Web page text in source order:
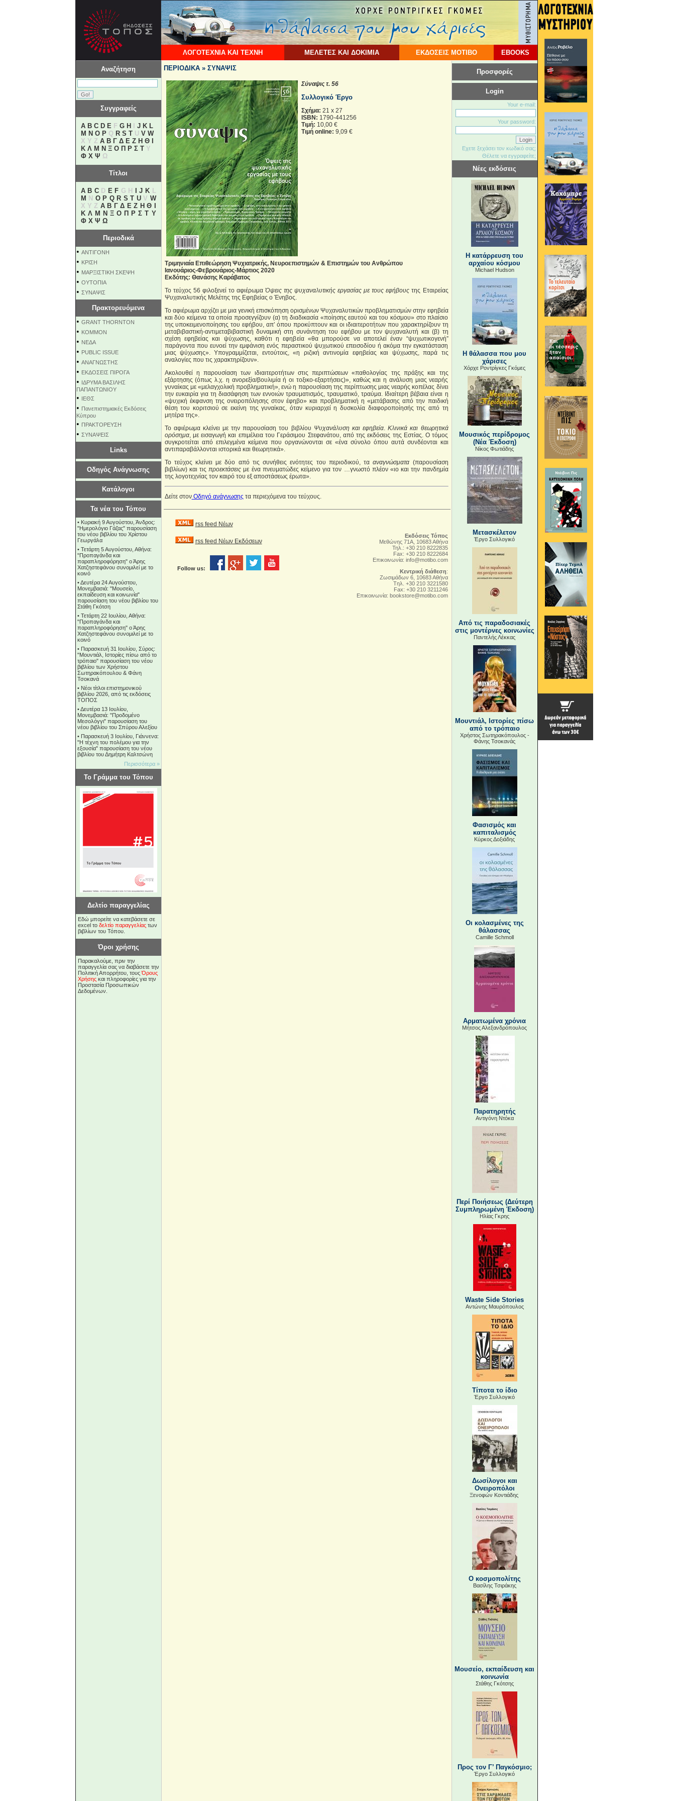
ΛΟΓΟΤΕΧΝΙΑ ΚΑΙ ΤΕΧΝΗ ΜΕΛΕΤΕΣ ΚΑΙ ΔΟΚΙΜΙΑ ΕΚΔΟΣΕΙΣ ΜΟΤΙΒΟ EBOOKS
Αναζήτηση
Συγγραφείς
A B C D EF G H J K L
M N O PQ R S TU V W
X Y Z Α Β Γ Δ Ε Ζ Η Θ
Κ Λ Μ Ν Ξ Ο Π Ρ Σ ΤΥ
Φ Χ Ψ Ω
Τίτλοι
A B CD E F G H J KL
M N O P Q R S T UV W
X Y Z Α Β Γ Δ Ε Ζ Η Θ
Κ Λ Μ Ν Ξ Ο Π Ρ Σ Τ Υ
Φ Χ Ψ Ω
Περιοδικά
• ΑΝΤΙΓΟΝΗ
• ΚΡΙΣΗ
• ΜΑΡΞΙΣΤΙΚΗ ΣΚΕΨΗ
• ΟΥΤΟΠΙΑ
• ΣΥΝΑΨΙΣ
Πρακτορευόμενα
• GRANT THORNTON
• KOMMON
• NEΔΑ
• PUBLIC ISSUE
• ΑΝΑΓΝΩΣΤΗΣ
• ΕΚΔΟΣΕΙΣ ΠΙΡΟΓΑ
• ΙΔΡΥΜΑ ΒΑΣΙΛΗΣ
ΠΑΠΑΝΤΩΝΙΟΥ
• ΙΕΘΣ
• Πανεπιστημιακές Εκδόσεις
Κύπρου
• ΠΡΑΚΤΟΡΕΥΣΗ
• ΣΥΝΑΨΕΙΣ
Links
Οδηγός Ανάγνωσης
Κατάλογοι
Τα νέα του Τόπου
• Κυριακή 9 Αυγούστου, Άνδρος:
"Ημερολόγιο Γάζας" παρουσίαση
του νέου βιβλίου του Χρίστου
Γεωργάλα
• Τετάρτη 5 Αυγούστου, Αθήνα:
"Προπαγάνδα και
παραπληροφόρηση" ο Άρης
Χατζηστεφάνου συνομιλεί με το
κοινό
•Δευτέρα 24 Αυγούστου,
Μονεμβασιά: "Μουσείο,
εκπαίδευση και κοινωνία"
παρουσίαση του νέου βιβλίου του
Στάθη Γκότση
• Τετάρτη 22 Ιουλίου, Αθήνα:
"Προπαγάνδα και
παραπληροφόρηση" ο Άρης
Χατζηστεφάνου συνομιλεί με το
κοινό
• Παρασκευή 31 Ιουλίου, Σύρος:
"Μουντιάλ, Ιστορίες πίσω από το
τρόπαιο" παρουσίαση του νέου
βιβλίου των Χρήστου
Σωτηρακόπουλου & Φάνη
Τσοκανά
• Νέοι τίτλοι επιστημονικού
βιβλίου 2026, από τις εκδόσεις
ΤΟΠΟΣ
•Δευτέρα 13 Ιουλίου,
Μονεμβασιά: "Προδομένο
Μεσολόγγι" παρουσίαση του
νέου βιβλίου του Σπύρου Αλεξίου
• Παρασκευή 3 Ιουλίου, Γιάννενα:
"Η τέχνη του πολέμου για την
εξουσία" παρουσίαση του νέου
βιβλίου του Δημήτρη Καλτσώνη
Περισσότερα »
Το Γράμμα του Τόπου
Δελτίο παραγγελίας
Εδώ μπορείτε να κατεβάσετε σε
excel το δελτίο παραγγελίαςτων
βιβλίων του Τόπου.
Όροι χρήσης
Παρακαλούμε, πριν την
παραγγελία σας να διαβάσετε την
Πολιτική Απορρήτου, τουςΌρους
Χρήσηςκαι πληροφορίες για την
Προστασία Προσωπικών
Δεδομένων.
ΠΕΡΙΟΔΙΚΑ » ΣΥΝΑΨΙΣ
Σύναψις τ. 56
Συλλογικό Έργο
Σχήμα: 21 x 27
ISBN: 1790-441256
Τιμή: 10,00 €
Τιμή online: 9,09 €
Τριμηνιαία Επιθεώρηση Ψυχιατρικής, Νευροεπιστημών & Επιστημών του Ανθρώπου
Ιανουάριος-Φεβρουάριος-Μάρτιος 2020
Εκδότης: Θανάσης Καράβατος
Το τεύχος 56 φιλοξενεί το αφιέρωμα Όψεις της ψυχαναλυτικής εργασίας με τους εφήβους της Εταιρείας
Ψυχαναλυτικής Μελέτης της Εφηβείας ο Ένηβος.
Το αφιέρωμα αρχίζει με μια γενική επισκόπηση ορισμένων Ψυχαναλυτικών προβληματισμών στην εφηβεία
και δύο κείμενα τα οποία προσεγγίζουν (α) τη διαδικασία «ποίησης εαυτού και του κόσμου» στο πλαίσιο
της υποκειμενοποίησης του εφήβου, απ’ όπου προκύπτουν και οι ιδιαιτεροτήτων που χαρακτηρίζουν τη
μεταβιβαστική-αντιμεταβιβαστική δυναμική στη συνάντηση του εφήβου με τον ψυχαναλυτή και (β) τη
σχέση εφηβείας και ψύχωσης, καθότι η εφηβεία «θα μπορούσε να αποτελεί έναν “ψυχωτικογενή”
παράγοντα που ευνοεί την εμφάνιση ενός περαστικού ψυχωτικού επεισοδίου ή ακόμα την εγκατάσταση
μιας ψύχωσης». Υπογραμμίζεται, εντούτοις, «η ριζική αντινομία εφηβείας και ψύχωσης, παρά τις
αναλογίες που τις χαρακτηρίζουν».
Ακολουθεί η παρουσίαση των ιδιαιτεροτήτων στις περιπτώσεων «παθολογίας της πράξης και της
εξάρτησης (όπως λ.χ. η ανορεξία/βουλιμία ή οι τοξικο-εξαρτήσεις)», καθώς και η ανάλυση μιας νεαρής
γυναίκας με «μελαγχολική προβληματική», ενώ η παρουσίαση της περίπτωσης μιας νεαρής κοπέλας δίνει
την ευκαιρία για τη διασάφηση των εννοιών τραυματισμός, τραυματικό, τραύμα. Ιδιαίτερη βέβαια είναι η
«ψυχική έκφανση της ονειροπόλησης στον έφηβο» και προβληματική η «μετάβασης από την παιδική
θέση του κοριτσιού σε εκείνη της γυναίκας, όταν κυριαρχεί η δυσκολία διαφοροποίησής της από τη
μητέρα της».
Το αφιέρωμα κλείνει με την παρουσίαση του βιβλίου Ψυχανάλυση και εφηβεία. Κλινικά και θεωρητικά
ορόσημα, με εισαγωγή και επιμέλεια του Γεράσιμου Στεφανάτου, από της εκδόσεις της Εστίας. Ο τόμος
συγκροτείται από επιλεγμένα κείμενα που οργανώνονται σε «ένα σύνολο όπου αυτά συνδέονται και
αντιπαραβάλλονται ιστορικά και θεωρητικά».
Το τεύχος κλείνει με δύο από τις συνήθεις ενότητες του περιοδικού, τααναγνώσματα (παρουσίαση
βιβλίων) και τιςπροεκτάσειςμε ένα πνευματώδες κείμενο για τον …γνωστό πλέον «ιο και την πανδημία
της λογοτεχνίας τον καιρό του εξ αποστάσεως έρωτα».
Δείτε στονΟδηγό ανάγνωσης τα περιεχόμενα του τεύχους.
rss feed Νέων
rss feed Νέων Εκδόσεων
Follow us:
Εκδόσεις Τόπος
Μεθώνης 71Α, 10683 Αθήνα
Τηλ.: +30 210 8222835
Fax: +30 210 8222684
Επικοινωνία: info@motibo.com
Κεντρική διάθεση:
Zωσιμάδων 6, 10683 Αθήνα
Tηλ. +30 210 3221580
Fax: +30 210 3211246
Επικοινωνία: bookstore@motibo.com
Προσφορές
Login
Your e-mail:
Your password:
Εχετε ξεχάσει τον κωδικό σας;
Θέλετε να εγγραφείτε;
Νέες εκδόσεις
Η κατάρρευση του
αρχαίου κόσμου
Michael Hudson
Η θάλασσα που μου
χάρισες
Χόρχε Ροντρίγκες Γκόμες
Μουσικός περίδρομος
(Νέα Έκδοση)
Νίκος Φωτιάδης
Μετασκέλετον
Έργο Συλλογικό
Από τις παραδοσιακές
στις μοντέρνες κοινωνίες
Παντελής Λέκκας
Μουντιάλ, Ιστορίες πίσω
από το τρόπαιο
Χρήστος Σωτηρακόπουλος -
Φάνης Τσοκανάς
Φασισμός και
καπιταλισμός
Κύρκος Δοξιάδης
Οι κολασμένες της
θάλασσας
Camille Schmoll
Αρματωμένα χρόνια
Μήτσος Αλεξανδρόπουλος
Παρατηρητής
Αντιγόνη Ντόκα
Περί Ποιήσεως (Δεύτερη
Συμπληρωμένη Έκδοση)
Ηλίας Γκρης
Waste Side Stories
Αντώνης Μαυρόπουλος
Τίποτα το ίδιο
Έργο Συλλογικό
Δωσίλογοι και
Ονειροπόλοι
Ξενοφών Κοντιάδης
Ο κοσμοπολίτης
Βασίλης Τσιράκης
Μουσείο, εκπαίδευση και
κοινωνία
Στάθης Γκότσης
Προς τον Γ’ Παγκόσμιο;
Έργο Συλλογικό